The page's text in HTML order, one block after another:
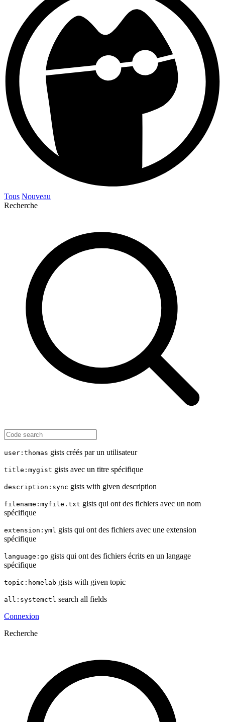
Tous Nouveau
Recherche
user:thomas gists créés par un utilisateur
title:mygist gists avec un titre spécifique
description:sync gists with given description
filename:myfile.txt gists qui ont des fichiers avec un nom
spécifique
extension:yml gists qui ont des fichiers avec une extension
spécifique
language:go gists qui ont des fichiers écrits en un langage
spécifique
topic:homelab gists with given topic
all:systemctl search all fields
Connexion
Recherche